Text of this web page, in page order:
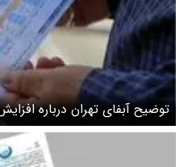
توضیح آبفای تهران درباره